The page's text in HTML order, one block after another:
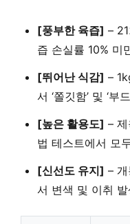
[풍부한 육즙] –
즙 손실률 10% 미
[뛰어난 식감] –
서 ‘쫄깃함’ 및 ‘부
[높은 활용도] –
법 테스트에서 모
[신선도 유지] –
서 변색 및 이취